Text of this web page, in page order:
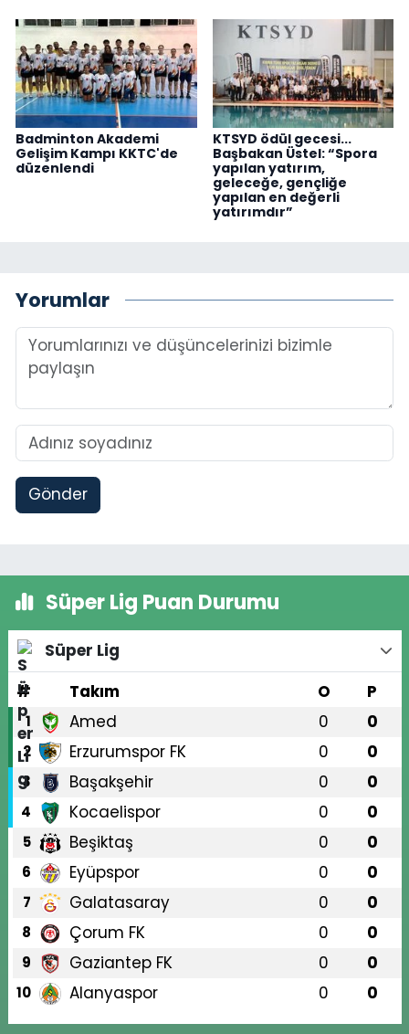
Badminton Akademi
Gelişim Kampı KKTC'de
düzenlendi
KTSYD ödül gecesi...
Başbakan Üstel: “Spora
yapılan yatırım,
geleceğe, gençliğe
yapılan en değerli
yatırımdır”
Yorumlar
Gönder
Süper Lig Puan Durumu
Süper Lig
#
Takım O P
1 Amed 0 0
2 Erzurumspor FK 0 0
3 Başakşehir 0 0
4 Kocaelispor 0 0
5 Beşiktaş 0 0
6 Eyüpspor 0 0
7 Galatasaray 0 0
8 Çorum FK 0 0
9 Gaziantep FK 0 0
10 Alanyaspor 0 0